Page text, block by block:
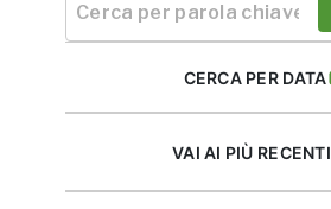
CERCA PER DATA
VAI AI PIÙ RECENTI